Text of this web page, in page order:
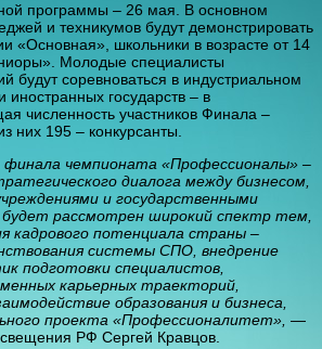
программы – 26 мая. В основном
и техникумов будут демонстрировать
«Основная», школьники в возрасте от 14
Молодые специалисты
будут соревноваться в индустриальном
иностранных государств – в
численность участников Финала –
них 195 – конкурсанты.
финала чемпионата «Профессионалы» –
диалога между бизнесом,
и государственными
рассмотрен широкий спектр тем,
кадрового потенциала страны –
системы СПО, внедрение
подготовки специалистов,
карьерных траекторий,
образования и бизнеса,
проекта «Профессионалитет», —
РФ Сергей Кравцов.